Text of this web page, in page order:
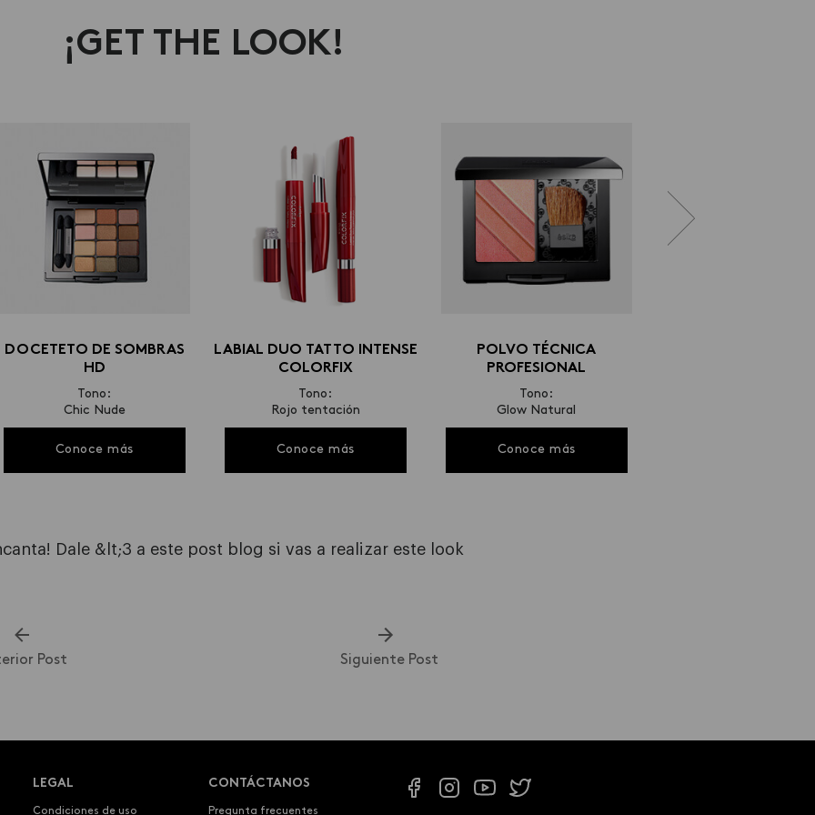
¡GET THE LOOK!
DOCETETO DE SOMBRAS
HD
Tono:
Chic Nude
Conoce más
LABIAL DUO TATTO INTENSE
COLORFIX
Tono:
Rojo tentación
Conoce más
POLVO TÉCNICA
PROFESIONAL
Tono:
Glow Natural
Conoce más
Dale &lt;3 a este post blog si vas a realizar este look
Post Siguiente Post
LEGAL
Condiciones de uso
CONTÁCTANOS
Pregunta frecuentes